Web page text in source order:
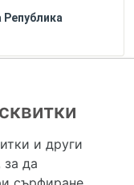
Република
и НЕ дава медицински
медицинска услуга и НЕ
и други
за да